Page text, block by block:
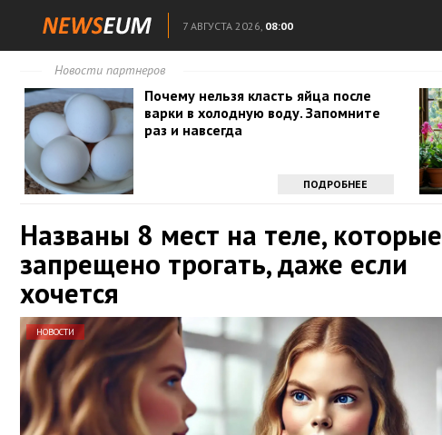
7 АВГУСТА 2026, 08:00
Новости партнеров
Почему нельзя класть яйца после
варки в холодную воду. Запомните
раз и навсегда
ПОДРОБНЕЕ
Названы 8 мест на теле, которые
запрещено трогать, даже если
хочется
НОВОСТИ